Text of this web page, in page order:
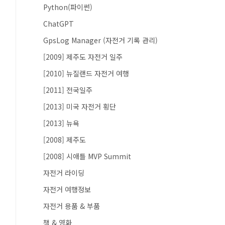
Python(파이썬)
ChatGPT
GpsLog Manager (자전거 기록 관리)
[2009] 제주도 자전거 일주
[2010] 뉴질랜드 자전거 여행
[2011] 전국일주
[2013] 미국 자전거 횡단
[2013] 뉴욕
[2008] 제주도
[2008] 시애틀 MVP Summit
자전거 라이딩
자전거 여행정보
자전거 용품 & 부품
책 & 영화